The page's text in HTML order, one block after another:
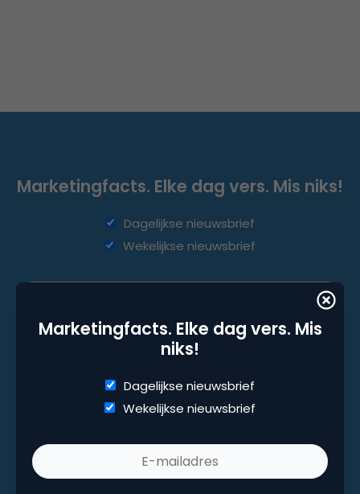
Marketingfacts. Elke dag vers. Mis
niks!
Dagelijkse nieuwsbrief
Wekelijkse nieuwsbrief
Marketingfacts. Elke dag vers. Mis niks!
Dagelijkse nieuwsbrief
Wekelijkse nieuwsbrief